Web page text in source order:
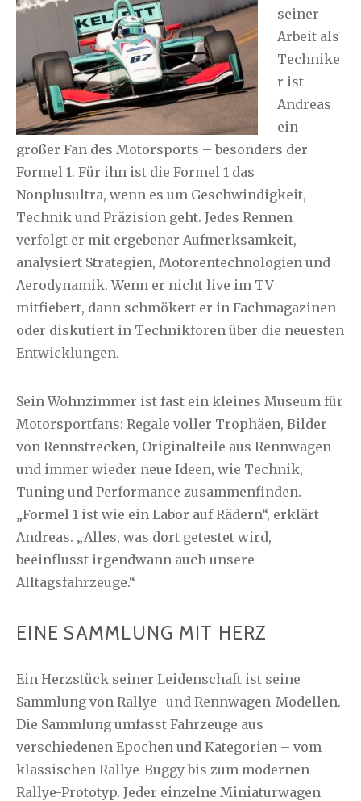
seiner
Arbeit als
Technike
r ist
Andreas
ein
großer Fan des Motorsports – besonders der
Formel 1. Für ihn ist die Formel 1 das
Nonplusultra, wenn es um Geschwindigkeit,
Technik und Präzision geht. Jedes Rennen
verfolgt er mit ergebener Aufmerksamkeit,
analysiert Strategien, Motorentechnologien und
Aerodynamik. Wenn er nicht live im TV
mitfiebert, dann schmökert er in Fachmagazinen
oder diskutiert in Technikforen über die neuesten
Entwicklungen.
Sein Wohnzimmer ist fast ein kleines Museum für
Motorsportfans: Regale voller Trophäen, Bilder
von Rennstrecken, Originalteile aus Rennwagen –
und immer wieder neue Ideen, wie Technik,
Tuning und Performance zusammenfinden.
„Formel 1 ist wie ein Labor auf Rädern“, erklärt
Andreas. „Alles, was dort getestet wird,
beeinflusst irgendwann auch unsere
Alltagsfahrzeuge.“
EINE SAMMLUNG MIT HERZ
Ein Herzstück seiner Leidenschaft ist seine
Sammlung von Rallye- und Rennwagen-Modellen.
Die Sammlung umfasst Fahrzeuge aus
verschiedenen Epochen und Kategorien – vom
klassischen Rallye-Buggy bis zum modernen
Rallye-Prototyp. Jeder einzelne Miniaturwagen